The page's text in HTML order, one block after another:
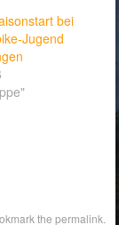
bei
Jugend
thepermalink